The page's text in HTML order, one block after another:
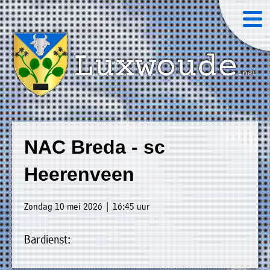
NAC Breda - sc
Heerenveen
Zondag 10 mei 2026 | 16:45 uur
Bardienst:
»
Home
»
Welkom
»
Nieuws
»
Agenda
»
Luxwoude.net
website@luxwoude.net
Plaatselijk
belang
Op
dit
moment
bestaat
het
bestuur